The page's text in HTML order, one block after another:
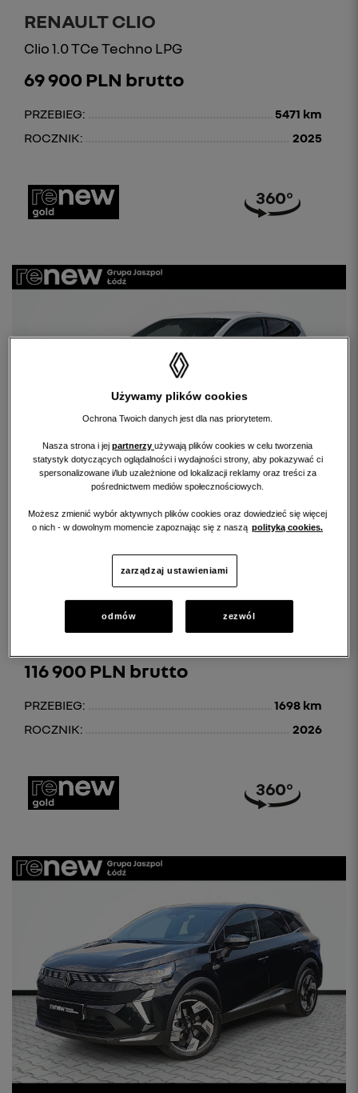
RENAULT CLIO
Clio 1.0 TCe Techno LPG
69 900 PLN brutto
PRZEBIEG:
5471 km
ROCZNIK:
2025
szczegóły
RENAULT SYMBIOZ
116 900 PLN brutto
PRZEBIEG:
1698 km
ROCZNIK:
2026
Używamy plików cookies
Ochrona Twoich danych jest dla nas priorytetem.
Nasza strona i jej partnerzy używają plików cookies w celu tworzenia
statystyk dotyczących oglądalności i wydajności strony, aby pokazywać ci
spersonalizowane i/lub uzależnione od lokalizacji reklamy oraz treści za
pośrednictwem mediów społecznościowych.
Możesz zmienić wybór aktywnych plików cookies oraz dowiedzieć się więcej
o nich - w dowolnym momencie zapoznając się z naszą polityką cookies.
zarządzaj ustawieniami
odmów zezwól